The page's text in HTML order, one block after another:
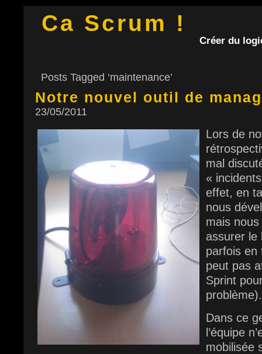
Ca Scrum !
Créer du
Posts Tagged ‘maintenance’
Notre nouvel outil de
23/05/2011
Lors de
mal
«
effet, en
nous
mais
assurer le
parfois en
peut pas
Sprint
problème).
Dans ce
l’équipe
mobilisée